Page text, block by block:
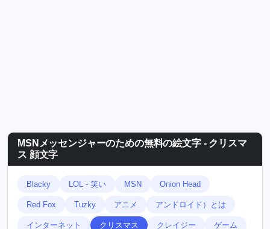
MSNメッセンジャーのための無料の絵文字 - クリスマ
ス 顔文字
Blacky LOL - 笑い MSN Onion Head
Red Fox Tuzky アニメ アンドロイド）とは
インターネット クリスマス クレイジー ゲーム